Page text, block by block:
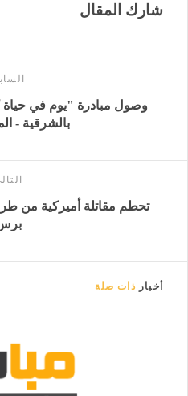
شارك المقال
وصول مبادرة "يوم في
بالشرقية -
أخبار ذات صلة